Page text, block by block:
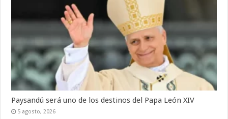
Paysandú será uno de los destinos del Papa León XIV
5 agosto, 2026